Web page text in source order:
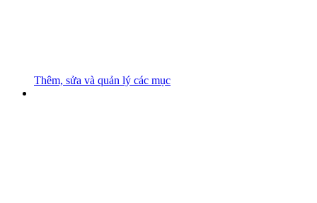
Thêm, sửa và quản lý các mục